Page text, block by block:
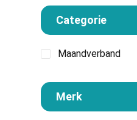
Categorie
Maandverband
Merk